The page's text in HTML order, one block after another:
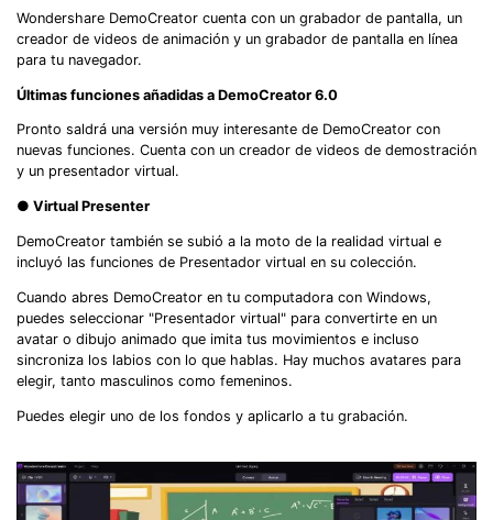
Wondershare DemoCreator cuenta con un grabador de pantalla, un
creador de videos de animación y un grabador de pantalla en línea
para tu navegador.
Últimas funciones añadidas a DemoCreator 6.0
Pronto saldrá una versión muy interesante de DemoCreator con
nuevas funciones. Cuenta con un creador de videos de demostración
y un presentador virtual.
● Virtual Presenter
DemoCreator también se subió a la moto de la realidad virtual e
incluyó las funciones de Presentador virtual en su colección.
Cuando abres DemoCreator en tu computadora con Windows,
puedes seleccionar "Presentador virtual" para convertirte en un
avatar o dibujo animado que imita tus movimientos e incluso
sincroniza los labios con lo que hablas. Hay muchos avatares para
elegir, tanto masculinos como femeninos.
Puedes elegir uno de los fondos y aplicarlo a tu grabación.